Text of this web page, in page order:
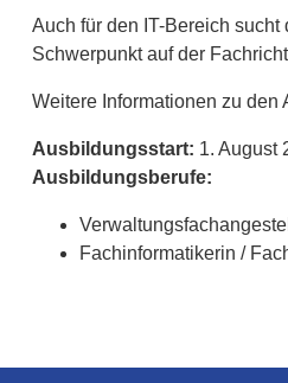
Auch für den IT-Bereich
Schwerpunkt auf der
Weitere Informationen zu
Ausbildungsstart: 1. August
Ausbildungsberufe:
Fachinformatikerin /